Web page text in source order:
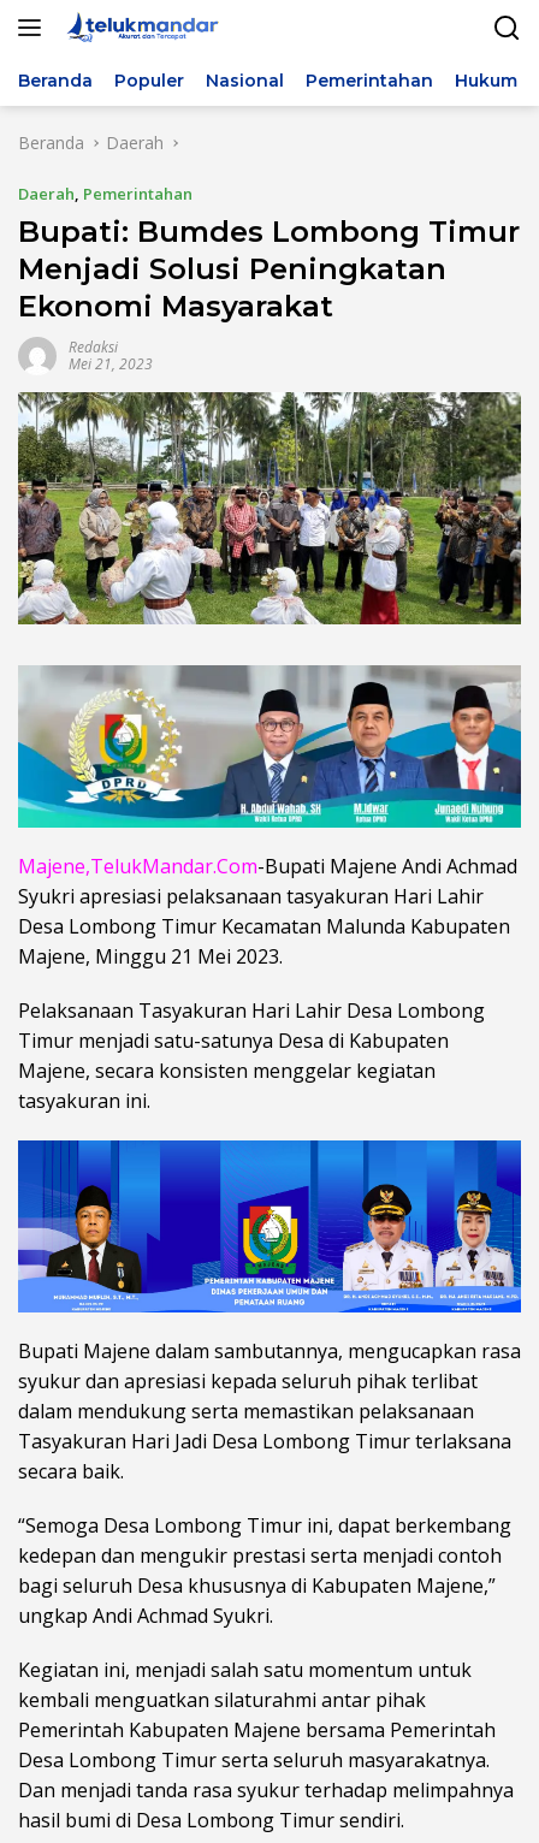
Beranda Populer Nasional Pemerintahan Hukum
Beranda Daerah
Daerah, Pemerintahan
Bupati: Bumdes Lombong Timur
Menjadi Solusi Peningkatan
Ekonomi Masyarakat
Redaksi
Mei 21, 2023
Majene,TelukMandar.Com-Bupati Majene Andi Achmad
Syukri apresiasi pelaksanaan tasyakuran Hari Lahir
Desa Lombong Timur Kecamatan Malunda Kabupaten
Majene, Minggu 21 Mei 2023.
Pelaksanaan Tasyakuran Hari Lahir Desa Lombong
Timur menjadi satu-satunya Desa di Kabupaten
Majene, secara konsisten menggelar kegiatan
tasyakuran ini.
Bupati Majene dalam sambutannya, mengucapkan rasa
syukur dan apresiasi kepada seluruh pihak terlibat
dalam mendukung serta memastikan pelaksanaan
Tasyakuran Hari Jadi Desa Lombong Timur terlaksana
secara baik.
“Semoga Desa Lombong Timur ini, dapat berkembang
kedepan dan mengukir prestasi serta menjadi contoh
bagi seluruh Desa khususnya di Kabupaten Majene,”
ungkap Andi Achmad Syukri.
Kegiatan ini, menjadi salah satu momentum untuk
kembali menguatkan silaturahmi antar pihak
Pemerintah Kabupaten Majene bersama Pemerintah
Desa Lombong Timur serta seluruh masyarakatnya.
Dan menjadi tanda rasa syukur terhadap melimpahnya
hasil bumi di Desa Lombong Timur sendiri.